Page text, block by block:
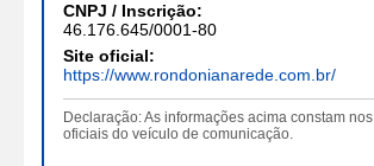
CNPJ / Inscrição:
46.176.645/0001-80
Site oficial:
https://www.rondonianarede.com.br/
Declaração: As informações acima constam
oficiais do veículo de comunicação.